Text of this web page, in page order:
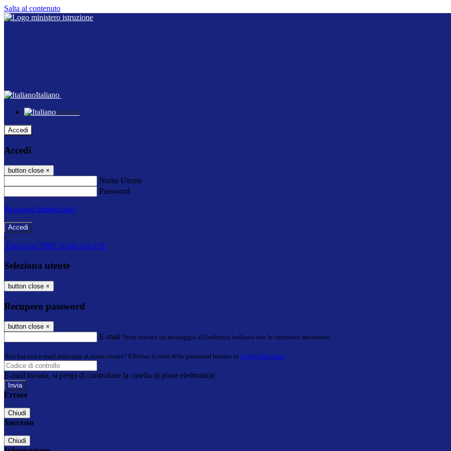
Salta al contenuto
Italiano
Italiano
Accedi
Accedi
button close ×
Nome Utente
Password
Password dimenticata?
-
Entra con SPID Entra con CIE
Seleziona utente
button close ×
Recupero password
button close ×
E-mail Verrà inviato un messaggio all'indirizzo indicato con le istruzioni necessarie.
Non hai una e-mail associata al nome utente? Effettua il reset della password tramite la Login Spaggiari
E-mail inviata, si prega di controllare la casella di posta elettronica!
Errore
Chiudi
Successo
Chiudi